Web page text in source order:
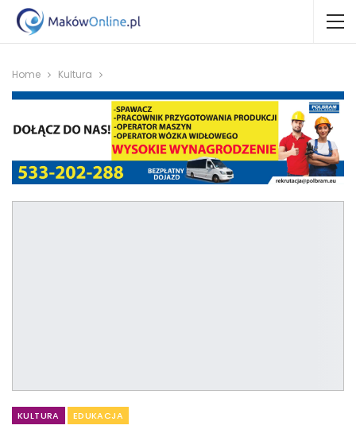
Home Kultura
KULTURA EDUKACJA